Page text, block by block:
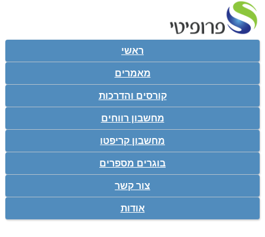
ראשי
מאמרים
קורסים והדרכות
מחשבון רווחים
מחשבון קריפטו
בוגרים מספרים
צור קשר
אודות